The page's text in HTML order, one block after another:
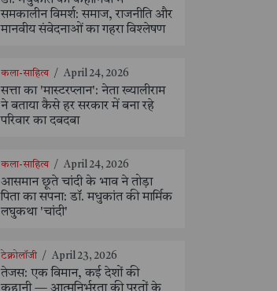
समकालीन विमर्श: समाज, राजनीति और
मानवीय संवेदनाओं का गहरा विश्लेषण
कला-साहित्य / April 24, 2026
सत्ता का 'मास्टरप्लान': नेता ख्यालीराम
ने बताया कैसे हर सरकार में बना रहे
परिवार का दबदबा
कला-साहित्य / April 24, 2026
आसमान छूते चांदी के भाव ने तोड़ा
पिता का सपना: डॉ. मधुकांत की मार्मिक
लघुकथा 'चांदी'
टेक्नोलॉजी / April 23, 2026
तेजस: एक विमान, कई देशों की